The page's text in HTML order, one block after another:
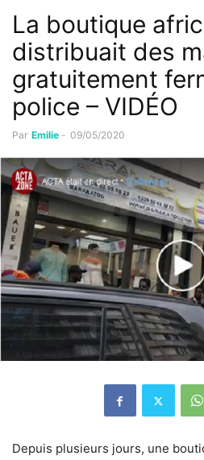
La boutique
distribuait des
gratuitement
police – VIDÉO
Par Emilie - 09/05/2020
Depuis plusieurs jours, une